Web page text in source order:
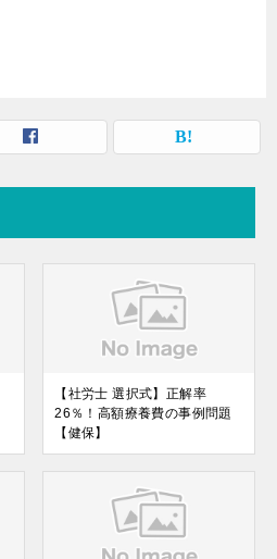
【社労士 選択式】正解率
26％！高額療養費の事例問題
【健保】